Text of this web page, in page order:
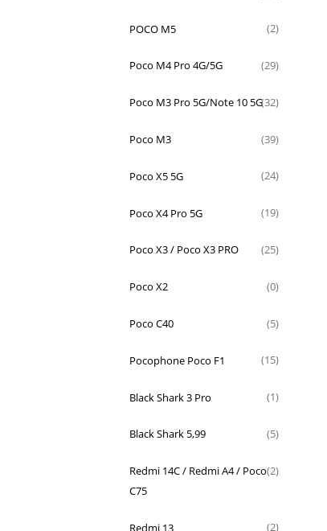
POCO M5 (2)
Poco M4 Pro 4G/5G (29)
Poco M3 Pro 5G/Note 10 5G(32)
Poco M3 (39)
Poco X5 5G (24)
Poco X4 Pro 5G (19)
Poco X3 / Poco X3 PRO (25)
Poco X2 (0)
Poco C40 (5)
Pocophone Poco F1 (15)
Black Shark 3 Pro (1)
Black Shark 5,99 (5)
Redmi 14C / Redmi A4 / Poco
C75
(2)
Redmi 13 (2)